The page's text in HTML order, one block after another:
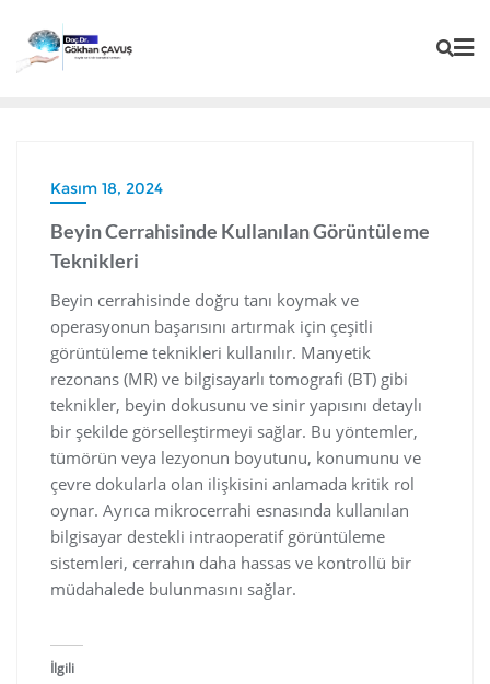
Kasım 18, 2024
Beyin Cerrahisinde Kullanılan Görüntüleme
Teknikleri
Beyin cerrahisinde doğru tanı koymak ve
operasyonun başarısını artırmak için çeşitli
görüntüleme teknikleri kullanılır. Manyetik
rezonans (MR) ve bilgisayarlı tomografi (BT) gibi
teknikler, beyin dokusunu ve sinir yapısını detaylı
bir şekilde görselleştirmeyi sağlar. Bu yöntemler,
tümörün veya lezyonun boyutunu, konumunu ve
çevre dokularla olan ilişkisini anlamada kritik rol
oynar. Ayrıca mikrocerrahi esnasında kullanılan
bilgisayar destekli intraoperatif görüntüleme
sistemleri, cerrahın daha hassas ve kontrollü bir
müdahalede bulunmasını sağlar.
İlgili